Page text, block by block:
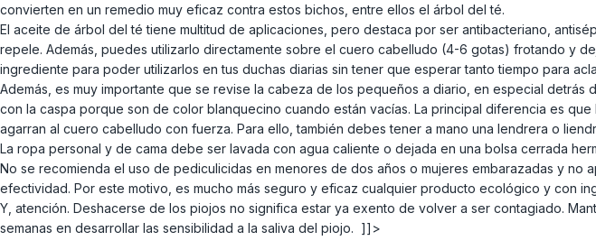
convierten en un remedio muy eficaz contra estos bichos, entre ellos el árbol del té.
El aceite de árbol del té tiene multitud de aplicaciones, pero destaca por ser antibacteriano,
repele. Además, puedes utilizarlo directamente sobre el cuero cabelludo (4-6 gotas) frotando y
ingrediente para poder utilizarlos en tus duchas diarias sin tener que esperar tanto tiempo para
Además, es muy importante que se revise la cabeza de los pequeños a diario, en especial detrás
con la caspa porque son de color blanquecino cuando están vacías. La principal diferencia es
agarran al cuero cabelludo con fuerza. Para ello, también debes tener a mano una lendrera o
La ropa personal y de cama debe ser lavada con agua caliente o dejada en una bolsa cerrada
No se recomienda el uso de pediculicidas en menores de dos años o mujeres embarazadas y
efectividad. Por este motivo, es mucho más seguro y eficaz cualquier producto ecológico y con
Y, atención. Deshacerse de los piojos no significa estar ya exento de volver a ser contagiado.
semanas en desarrollar las sensibilidad a la saliva del piojo. ]]>